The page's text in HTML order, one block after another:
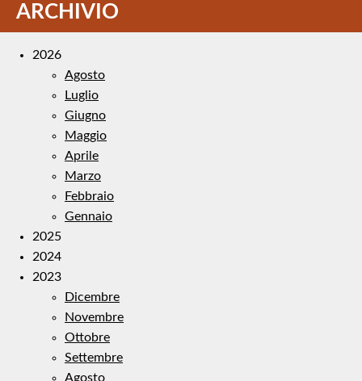
ARCHIVIO
2026
Agosto
Luglio
Giugno
Maggio
Aprile
Marzo
Febbraio
Gennaio
2025
2024
2023
Dicembre
Novembre
Ottobre
Settembre
Agosto